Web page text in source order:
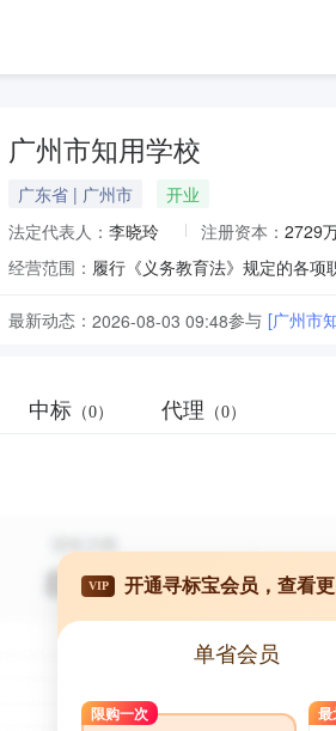
广州市知用学校
广东省 | 广州市
开业
法定代表人： 李晓玲 注册资本： 2729
经营范围： 履行《义务教育法》规定的各
最新动态： 2026-08-03 09:48参与 [广州市
中标 （0） 代理 （0）
VIP 开通寻标宝会员，查看
单省会员
限购一次 最